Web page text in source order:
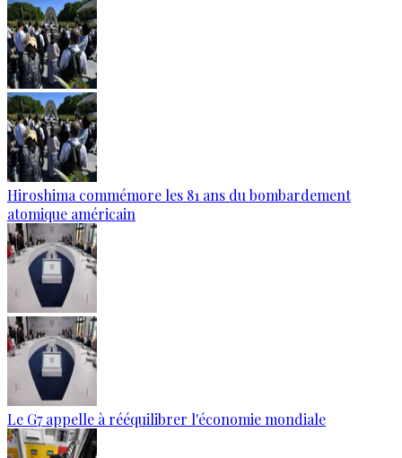
Hiroshima commémore les 81 ans du bombardement
atomique américain
Le G7 appelle à rééquilibrer l'économie mondiale